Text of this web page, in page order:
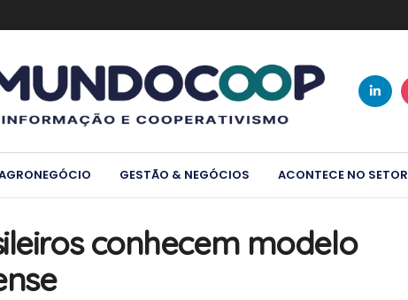
GESTÃO & NEGÓCIOS ACONTECE NO SETOR
conhecem modelo